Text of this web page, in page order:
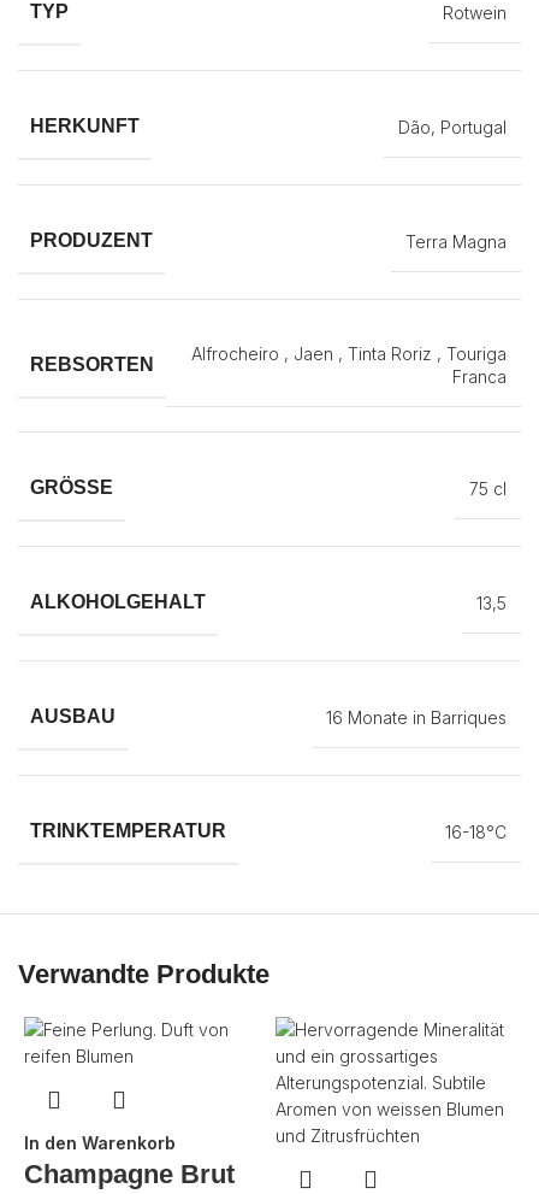
TYP Rotwein
HERKUNFT Dão, Portugal
PRODUZENT Terra Magna
REBSORTEN
Alfrocheiro , Jaen , Tinta Roriz , Touriga
Franca
GRÖSSE 75 cl
ALKOHOLGEHALT 13,5
AUSBAU 16 Monate in Barriques
TRINKTEMPERATUR 16-18°C
Verwandte Produkte
In den Warenkorb
Champagne Brut